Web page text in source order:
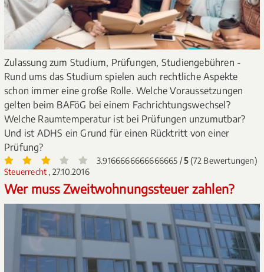
Zulassung zum Studium, Prüfungen, Studiengebühren -
Rund ums das Studium spielen auch rechtliche Aspekte
schon immer eine große Rolle. Welche Voraussetzungen
gelten beim BAFöG bei einem Fachrichtungswechsel?
Welche Raumtemperatur ist bei Prüfungen unzumutbar?
Und ist ADHS ein Grund für einen Rücktritt von einer
Prüfung?
3.9166666666666665 /5(72 Bewertungen)
Steuerrecht , 27.10.2016
Wer muss Zweitwohnungssteuer zahlen?